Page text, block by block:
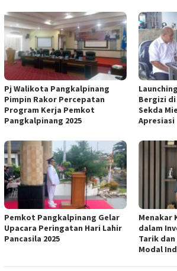
Pj Walikota Pangkalpinang
Pimpin Rakor Percepatan
Program Kerja Pemkot
Pangkalpinang 2025
Bergizi
Sekda
Apresiasi
Pemkot Pangkalpinang Gelar
Upacara Peringatan Hari Lahir
Pancasila 2025
Menakar
dalam
Tarik
Modal